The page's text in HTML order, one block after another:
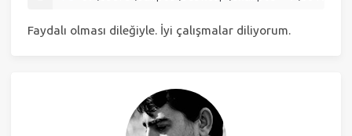
Faydalı olması dileğiyle. İyi çalışmalar diliyorum.